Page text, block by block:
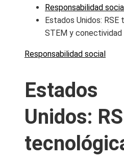
Responsabilidad
Estados Unidos:
STEM y conectividad
Responsabilidad social
Estados
Unidos: